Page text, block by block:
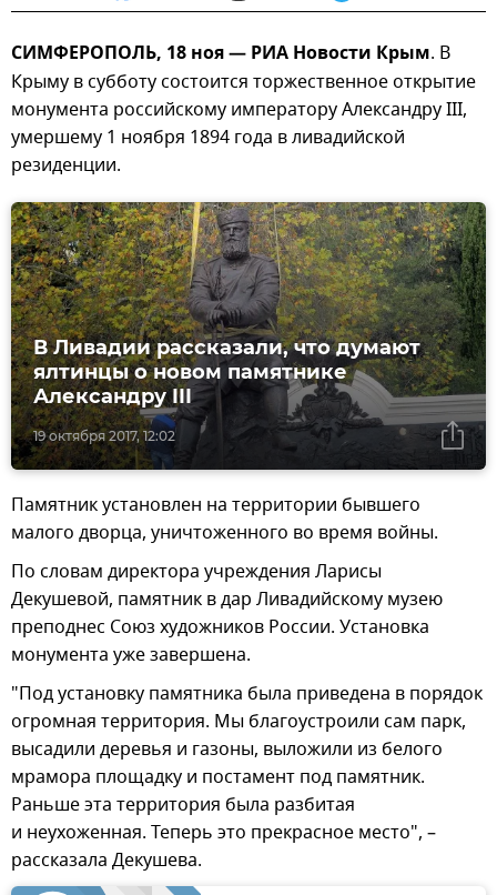
СИМФЕРОПОЛЬ, 18 ноя — РИА Новости Крым. В
Крыму в субботу состоится торжественное открытие
монумента российскому императору Александру III,
умершему 1 ноября 1894 года в ливадийской
резиденции.
19 октября 2017, 12:02
В Ливадии рассказали, что думают
ялтинцы о новом памятнике
Александру III
Памятник установлен на территории бывшего
малого дворца, уничтоженного во время войны.
По словам директора учреждения Ларисы
Декушевой, памятник в дар Ливадийскому музею
преподнес Союз художников России. Установка
монумента уже завершена.
"Под установку памятника была приведена в порядок
огромная территория. Мы благоустроили сам парк,
высадили деревья и газоны, выложили из белого
мрамора площадку и постамент под памятник.
Раньше эта территория была разбитая
и неухоженная. Теперь это прекрасное место", –
рассказала Декушева.